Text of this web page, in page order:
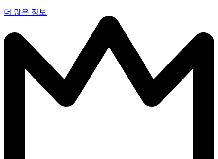
더 많은 정보